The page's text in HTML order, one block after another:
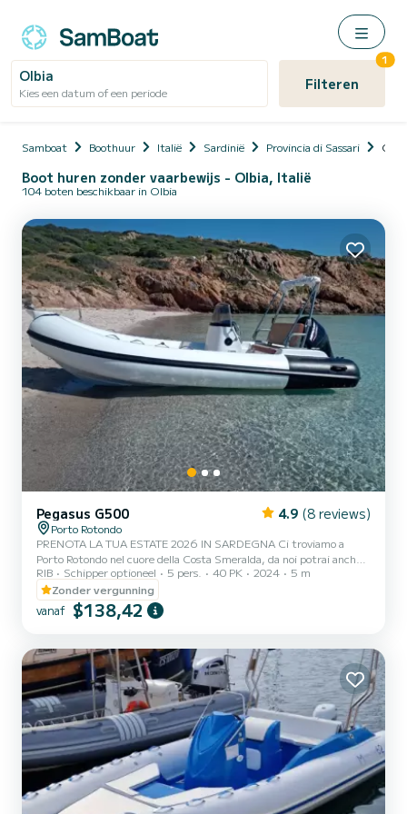
Olbia
Kies een datum of een periode Filteren
1
Samboat Boothuur Italië Sardinië Provincia di Sassari
Boot huren zonder vaarbewijs - Olbia, Italië
104 boten beschikbaar in Olbia
Pegasus G500 4.9 (8 reviews)
Porto Rotondo
PRENOTA LA TUA ESTATE 2026 IN SARDEGNA Ci troviamo a
Porto Rotondo nel cuore della Costa Smeralda, da noi potrai anche
trovare il parcheggio della tua macchina custodito ed anche un
piccolo bar per potersi rilassare guardando il nostro meraviglioso
mare. In questo bellissimo gommone possiamo trovarci: .Doccetta
.Tendalino copri sole .Usb .Motore MERCURY 2023 40hp
escluso dalla tariffa del noleggio. La benzina si paga o alla sta...
RIB Schipper optioneel 5 pers. 40 PK 2024
5 m
Zonder vergunning
vanaf $138,42